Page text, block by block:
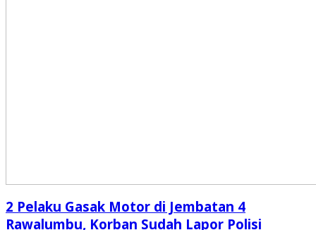
2 Pelaku Gasak Motor di Jembatan 4
Rawalumbu, Korban Sudah Lapor Polisi